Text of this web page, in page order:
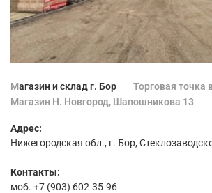
Магазин и склад г. Бор
Торговая
Магазин Н. Новгород, Шапошникова 13
Адрес:
Нижегородская обл., г. Бор,
Контакты:
моб. +7 (903) 602-35-96